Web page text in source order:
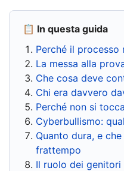
📋 In questa guida
Perché il processo
La messa alla
Che cosa deve
Chi era davvero
Perché non si
Cyberbullismo:
Quanto dura, e
frattempo
Il ruolo dei genitori